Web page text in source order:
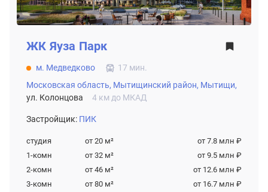
ЖК Яуза Парк
м. Медведково
17 мин.
Московская область, Мытищинский район, Мытищи,
ул. Колонцова
4 км до МКАД
Застройщик: ПИК
студия от 20 м²
от 7.8 млн ₽
1-комн
от 32 м²
от 9.5 млн ₽
2-комн
от 46 м²
от 12.6 млн ₽
3-комн
от 80 м² от 16.7 млн ₽